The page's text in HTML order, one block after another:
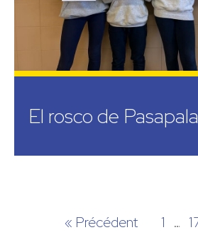
El rosco de
« Précédent 1 …